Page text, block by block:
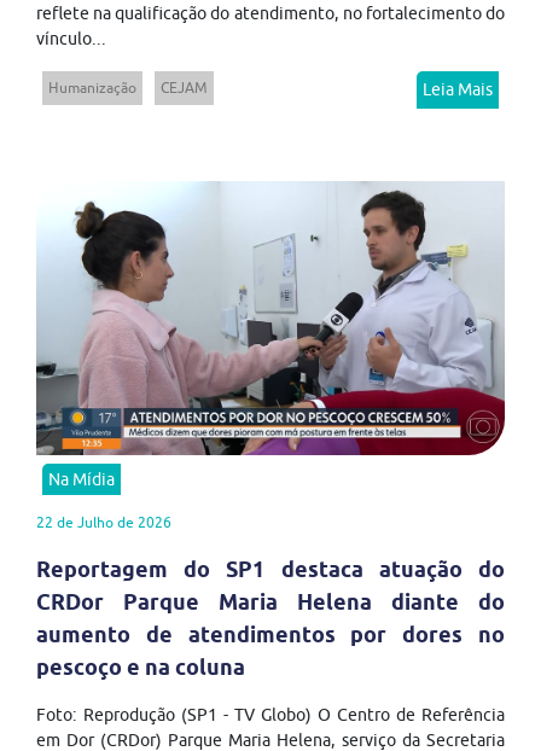
reflete na qualificação do atendimento, no fortalecimento do
vínculo...
Humanização CEJAM Leia Mais
Na Mídia
22 de Julho de 2026
Reportagem do SP1 destaca atuação do
CRDor Parque Maria Helena diante do
aumento de atendimentos por dores no
pescoço e na coluna
Foto: Reprodução (SP1 - TV Globo) O Centro de Referência
em Dor (CRDor) Parque Maria Helena, serviço da Secretaria